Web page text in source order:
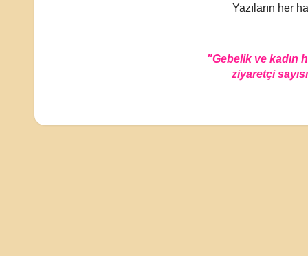
Yazıların her
"Gebelik ve kadın
ziyaretçi